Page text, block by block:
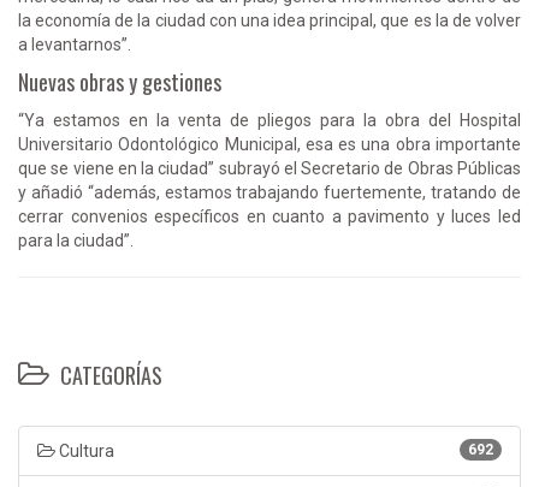
la economía de la ciudad con una idea principal, que es la de volver
a levantarnos”.
Nuevas obras y gestiones
“Ya estamos en la venta de pliegos para la obra del Hospital
Universitario Odontológico Municipal, esa es una obra importante
que se viene en la ciudad” subrayó el Secretario de Obras Públicas
y añadió “además, estamos trabajando fuertemente, tratando de
cerrar convenios específicos en cuanto a pavimento y luces led
para la ciudad”.
CATEGORÍAS
692
Cultura